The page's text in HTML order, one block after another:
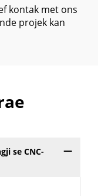
kontak met ons
projek kan
se CNC-